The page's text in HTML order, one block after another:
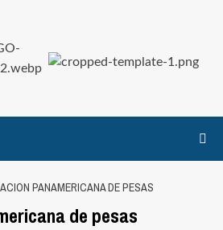
PANAMERICANA DE PESAS
de pesas